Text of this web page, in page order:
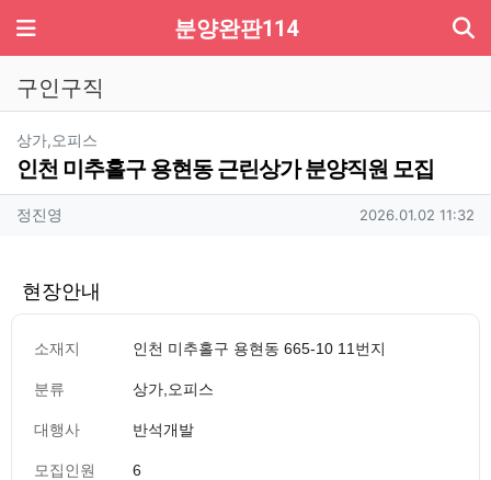
메뉴 분양완판114
구인구직
상가,오피스
인천 미추홀구 용현동 근린상가 분양직원 모집
작성자 정보
정진영 작성일
2026.01.02 11:32
현장안내
소재지 인천 미추홀구 용현동 665-10 11번지
분류 상가,오피스
대행사 반석개발
모집인원 6